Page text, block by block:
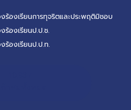
ร้องเรียนการทุจริตและประพฤติมิชอบ
ร้องเรียนป.ป.ช.
ร้องเรียนป.ป.ท.